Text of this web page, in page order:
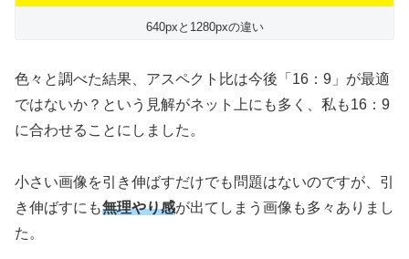
640pxと1280pxの違い
色々と調べた結果、アスペクト比は今後「16：9」が最適
ではないか？という見解がネット上にも多く、私も16：9
に合わせることにしました。
小さい画像を引き伸ばすだけでも問題はないのですが、引
き伸ばすにも無理やり感が出てしまう画像も多々ありまし
た。